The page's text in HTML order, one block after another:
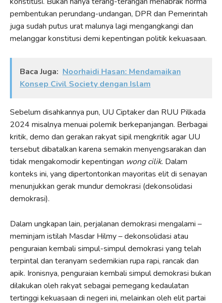
pembentukan perundang-undangan, DPR dan Pemerintah
juga sudah putus urat malunya lagi mengangkangi dan
melanggar konstitusi demi kepentingan politik kekuasaan.
Baca Juga: Noorhaidi Hasan: Mendamaikan
Konsep Civil Society dengan Islam
Sebelum disahkannya pun, UU Ciptaker dan RUU Pilkada
2024 misalnya menuai polemik berkepanjangan. Berbagai
kritik, demo dan gerakan rakyat sipil mengkritik agar UU
tersebut dibatalkan karena semakin menyengsarakan dan
tidak mengakomodir kepentingan wong cilik. Dalam
konteks ini, yang dipertontonkan mayoritas elit di senayan
menunjukkan gerak mundur demokrasi (dekonsolidasi
demokrasi).
Dalam ungkapan lain, perjalanan demokrasi mengalami –
meminjam istilah Masdar Hilmy – dekonsolidasi atau
penguraian kembali simpul-simpul demokrasi yang telah
terpintal dan teranyam sedemikian rupa rapi, rancak dan
apik. Ironisnya, penguraian kembali simpul demokrasi bukan
dilakukan oleh rakyat sebagai pemegang kedaulatan
tertinggi kekuasaan di negeri ini, melainkan oleh elit partai